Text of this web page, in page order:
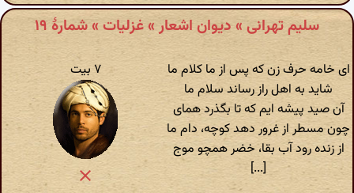
سلیم تهرانی » دیوان اشعار » غزلیات » شمارهٔ ۱۹
ای خامه حرف زن که پس از ما کلام ما
شاید به اهل راز رساند سلام ما
آن صید پیشه ایم که تا بگذرد همای
چون مسطر از غرور دهد کوچه، دام ما
از زنده رود آب بقا، خضر همچو موج
[...]
۷ بیت